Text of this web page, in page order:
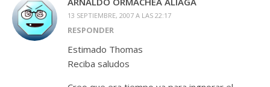
13 SEPTIEMBRE, 2007 A LAS 22:17
RESPONDER
Estimado Thomas
Reciba saludos